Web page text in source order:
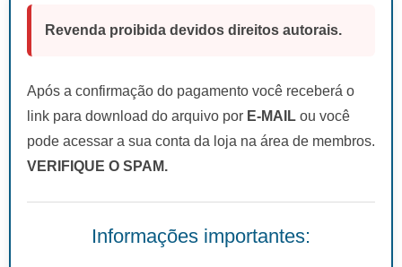
Revenda proibida devidos direitos autorais.
Após a confirmação do pagamento você receberá o
link para download do arquivo por E-MAIL ou você
pode acessar a sua conta da loja na área de membros.
VERIFIQUE O SPAM.
Informações importantes: